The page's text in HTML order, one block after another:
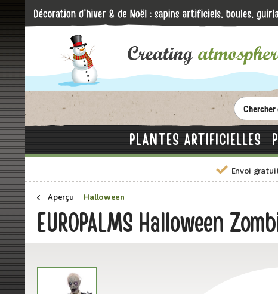
PLANTES ARTIFICIELLES
Envoi
Aperçu Halloween
EUROPALMS Halloween